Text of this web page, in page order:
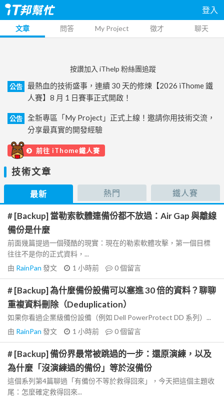
登入
文章 問答 My Project 徵才 聊天
按讚加入 iThelp 粉絲團追蹤
公告
最熱血的技術盛事，連續 30 天的修煉【2026 iThome 鐵
人賽】8 月 1 日賽事正式開啟！
公告
全新專區「My Project」正式上線！邀請你用技術交流，
分享最真實的開發經驗
前往 iThome鐵人賽
技術文章
最新 熱門 鐵人賽
# [Backup] 當勒索軟體連備份都不放過：Air Gap 與離線
備份是什麼
前面幾篇提過一個殘酷的現實：現在的勒索軟體攻擊，第一個目標
往往不是你的正式資料，...
由 RainPan 發文 1 小時前 0個留言
# [Backup] 為什麼備份設備可以塞進 30 倍的資料？聊聊
重複資料刪除（Deduplication）
如果你看過企業級備份設備（例如 Dell PowerProtect DD 系列）...
由 RainPan 發文 1 小時前 0個留言
# [Backup] 備份界最常被跳過的一步：還原演練，以及
為什麼「沒演練過的備份」等於沒備份
這個系列第4篇聊過「有備份不等於救得回來」，今天把這個主題收
尾：怎麼確定救得回來...